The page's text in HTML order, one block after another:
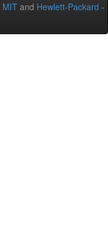
MIT and Hewlett-Packard -